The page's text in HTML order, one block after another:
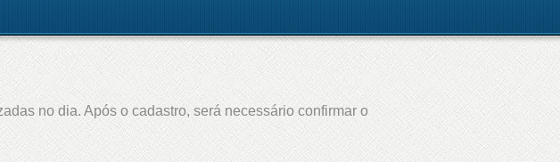
no dia. Após o cadastro, será necessário confirmar o